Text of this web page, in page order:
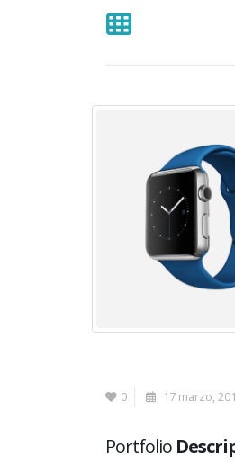
0 17 marzo,
Portfolio